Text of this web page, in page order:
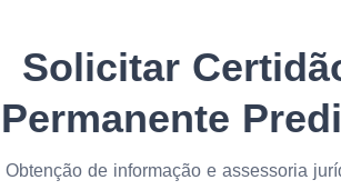
Solicitar
Permanente
Obtenção de informação e assessoria